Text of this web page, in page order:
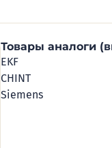
Товары аналоги
EKF
CHINT
Siemens